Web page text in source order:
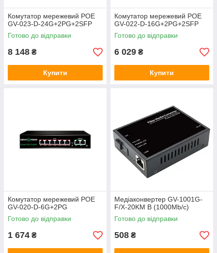
Комутатор мережевий POE
GV-023-D-24G+2PG+2SFP
Готово до відправки
8 148 ₴
Купити
Комутатор мережевий POE
GV-022-D-16G+2PG+2SFP
Готово до відправки
6 029 ₴
Купити
Комутатор мережевий POE
GV-020-D-6G+2PG
Готово до відправки
1 674 ₴
Медіаконвертер GV-1001G-
F/X-20KM B (1000Mb/c)
Готово до відправки
508 ₴